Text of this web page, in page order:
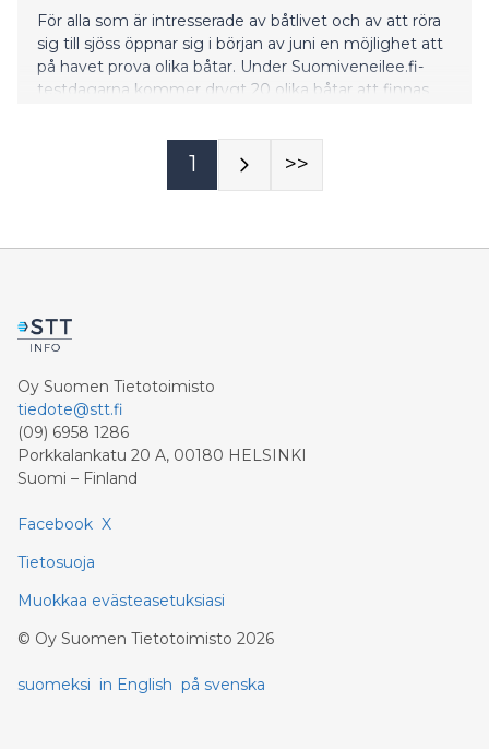
För alla som är intresserade av båtlivet och av att röra
sig till sjöss öppnar sig i början av juni en möjlighet att
på havet prova olika båtar. Under Suomiveneilee.fi-
testdagarna kommer drygt 20 olika båtar att finnas
Provkörningarna är gratis för deltagarna och i båtarna
finns alltid en kunnig professionell skeppare.
1 >>
Oy Suomen Tietotoimisto
tiedote@stt.fi
(09) 6958 1286
Porkkalankatu 20 A, 00180 HELSINKI
Suomi – Finland
Facebook X
Tietosuoja
Muokkaa evästeasetuksiasi
© Oy Suomen Tietotoimisto 2026
suomeksi in English på svenska